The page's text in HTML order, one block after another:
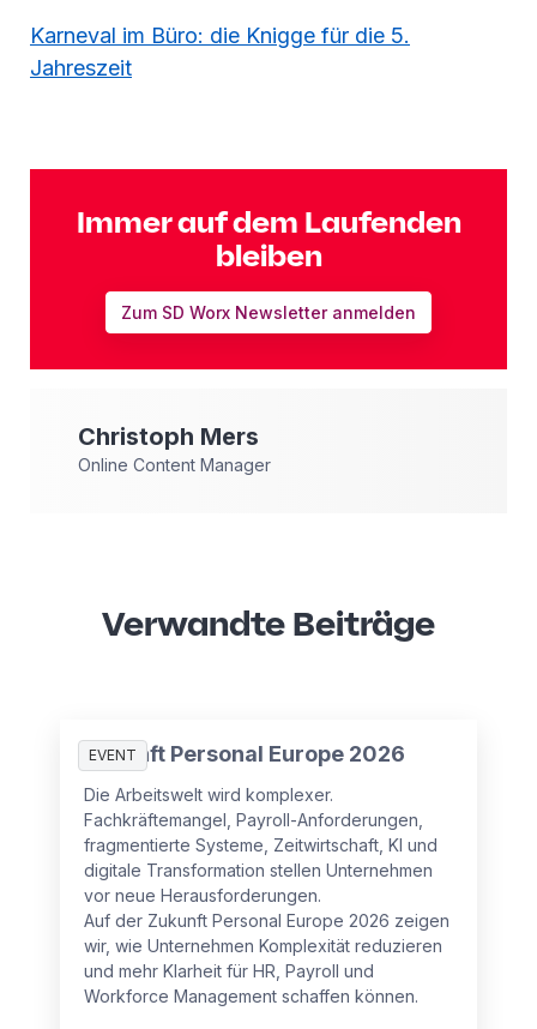
Karneval im Büro: die Knigge für die 5.
Jahreszeit
Immer auf dem Laufenden
bleiben
Zum SD Worx Newsletter anmelden
Christoph Mers
Online Content Manager
Verwandte Beiträge
EVENT
Zukunft Personal Europe 2026
Die Arbeitswelt wird komplexer.
Fachkräftemangel, Payroll-Anforderungen,
fragmentierte Systeme, Zeitwirtschaft, KI und
digitale Transformation stellen Unternehmen
vor neue Herausforderungen.
Auf der Zukunft Personal Europe 2026 zeigen
wir, wie Unternehmen Komplexität reduzieren
und mehr Klarheit für HR, Payroll und
Workforce Management schaffen können.